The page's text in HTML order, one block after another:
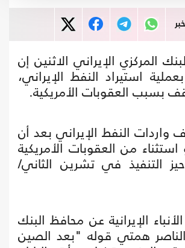
المركزي الإيراني الاثنين إن
استيراد النفط الإيراني،
بسبب العقوبات الأمريكية.
واردات النفط الإيراني بعد أن
من العقوبات الأمريكية
التنفيذ في تشرين الثاني/
الإيرانية عن محافظ البنك
الناصر همتي قوله "بعد الصين